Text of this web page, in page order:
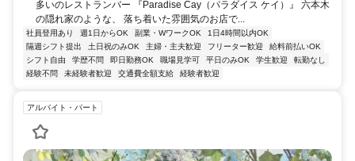
多いのレストランバー 『Paradise Cay（パラダイス ケイ）』 六本木
の隠れ家のような、 落ち着いた雰囲気のお店で...
社員登用あり 週1日からOK 副業・WワークOK
1日4時間以内OK
隔週シフト提出
土日祝のみOK 主婦・主夫歓迎 フリーター歓迎
給料前払いOK
シフト自由
学歴不問 即日勤務OK 職場見学可 平日のみOK 学生歓迎
転勤なし
経験不問
未経験者歓迎 交通費全額支給 経験者歓迎
アルバイト・パート